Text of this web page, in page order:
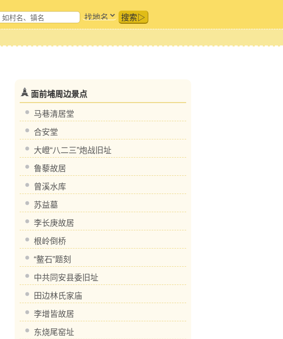
搜索▷
面前埔周边景点
马巷清居堂
合安堂
大嶝“八二三”炮战旧址
鲁藜故居
曾溪水库
苏益墓
李长庚故居
根岭倒桥
“鳌石”题刻
中共同安县委旧址
田边林氏家庙
李增皆故居
东烧尾窑址